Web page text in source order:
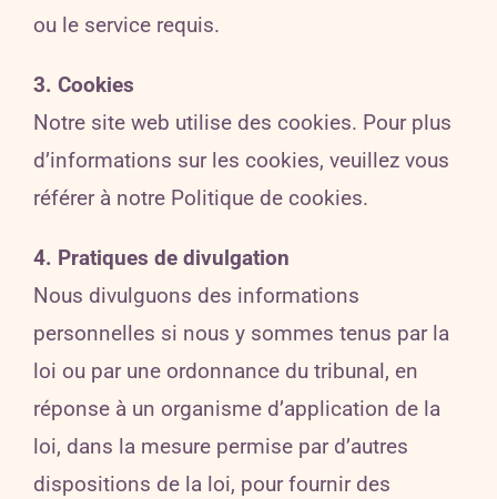
ou le service requis.
3. Cookies
Notre site web utilise des cookies. Pour plus
d’informations sur les cookies, veuillez vous
référer à notre Politique de cookies.
4. Pratiques de divulgation
Nous divulguons des informations
personnelles si nous y sommes tenus par la
loi ou par une ordonnance du tribunal, en
réponse à un organisme d’application de la
loi, dans la mesure permise par d’autres
dispositions de la loi, pour fournir des